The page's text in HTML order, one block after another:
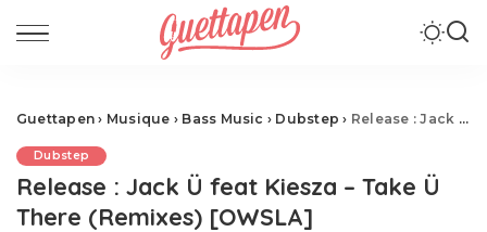
Guettapen › Musique › Bass Music › Dubstep › Release : Jack Ü feat Kiesza – Take Ü There (Remixes) [OWSLA]
Dubstep
Release : Jack Ü feat Kiesza – Take Ü
There (Remixes) [OWSLA]